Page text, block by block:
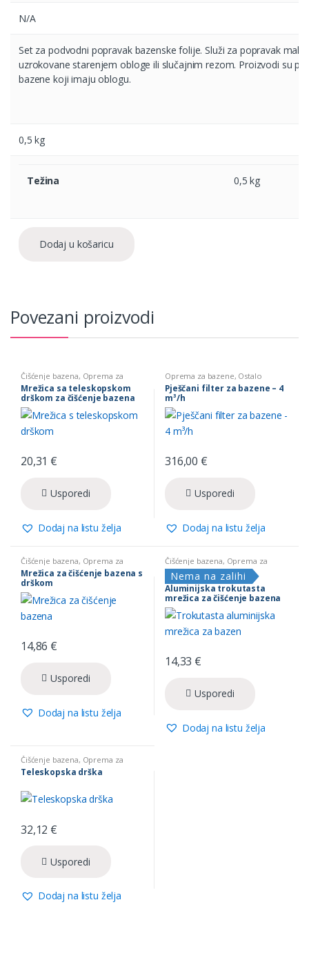
N/A
Set za podvodni popravak bazenske folije. Služi za popravak
uzrokovane starenjem obloge ili slučajnim rezom. Proizvodi su
bazene koji imaju oblogu.
0,5 kg
Težina 0,5 kg
Dodaj u košaricu
Povezani proizvodi
Čišćenje bazena, Oprema za
bazene
Mrežica sa teleskopskom
drškom za čišćenje bazena
20,31 €
Usporedi
Dodaj na listu želja
Oprema za bazene, Ostalo
Pješčani filter za bazene – 4
m³/h
316,00 €
Usporedi
Dodaj na listu želja
Čišćenje bazena, Oprema za
bazene
Mrežica za čišćenje bazena s
drškom
14,86 €
Usporedi
Dodaj na listu želja
Čišćenje bazena, Oprema za
bazene
Nema na zalihi
Aluminijska trokutasta
mrežica za čišćenje bazena
14,33 €
Usporedi
Dodaj na listu želja
Čišćenje bazena, Oprema za
bazene
Teleskopska drška
32,12 €
Usporedi
Dodaj na listu želja